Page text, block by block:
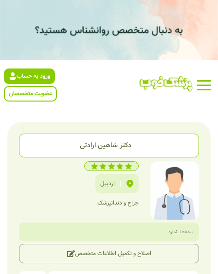
ورود به حساب
عضویت متخصصان
دکتر شاهین ارادتی
| اردبیل
جراح و دندانپزشک
بیمه‌ها: ندارد
اصلاح و تکمیل اطلاعات متخصص